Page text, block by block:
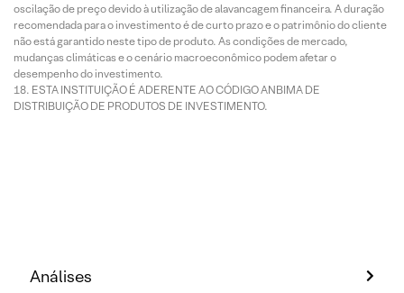
oscilação de preço devido à utilização de alavancagem financeira. A duração
recomendada para o investimento é de curto prazo e o patrimônio do cliente
não está garantido neste tipo de produto. As condições de mercado,
mudanças climáticas e o cenário macroeconômico podem afetar o
desempenho do investimento.
ESTA INSTITUIÇÃO É ADERENTE AO CÓDIGO ANBIMA DE
DISTRIBUIÇÃO DE PRODUTOS DE INVESTIMENTO.
Análises